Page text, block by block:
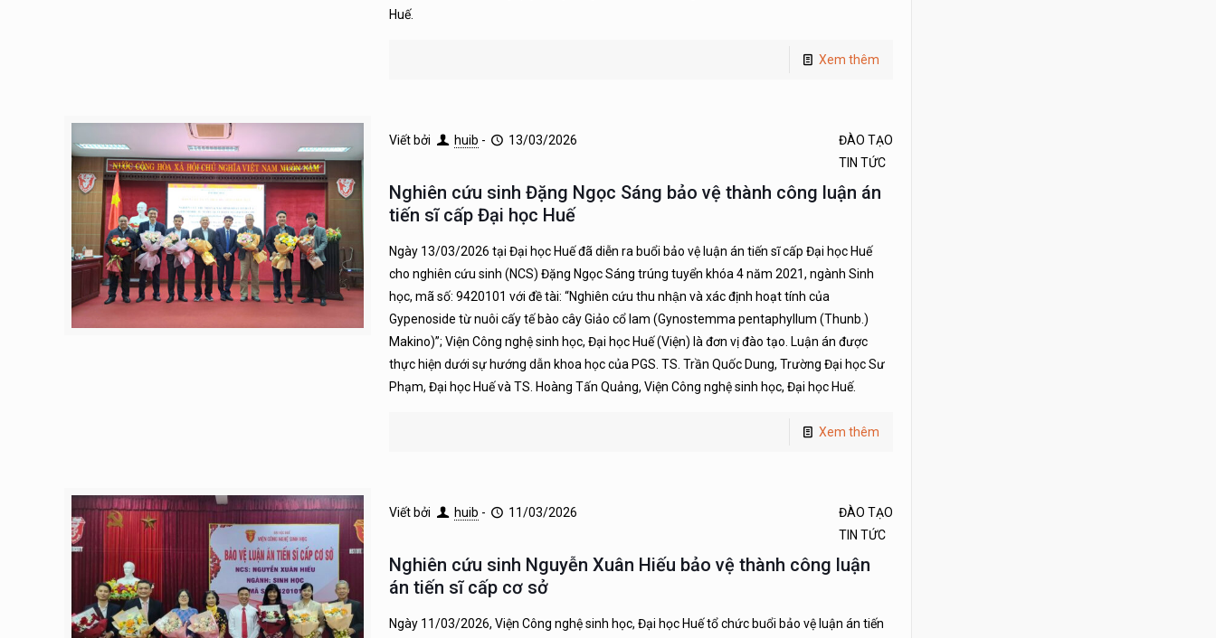
Huế.
Xem thêm
Viết bởi huib - 13/03/2026
ĐÀO TẠO
TIN TỨC
Nghiên cứu sinh Đặng Ngọc Sáng bảo vệ thành công luận án
tiến sĩ cấp Đại học Huế
Ngày 13/03/2026 tại Đại học Huế đã diễn ra buổi bảo vệ luận án tiến sĩ cấp Đại học Huế
cho nghiên cứu sinh (NCS) Đặng Ngọc Sáng trúng tuyển khóa 4 năm 2021, ngành Sinh
học, mã số: 9420101 với đề tài: “Nghiên cứu thu nhận và xác định hoạt tính của
Gypenoside từ nuôi cấy tế bào cây Giảo cổ lam (Gynostemma pentaphyllum (Thunb.)
Makino)”; Viện Công nghệ sinh học, Đại học Huế (Viện) là đơn vị đào tạo. Luận án được
thực hiện dưới sự hướng dẫn khoa học của PGS. TS. Trần Quốc Dung, Trường Đại học Sư
Phạm, Đại học Huế và TS. Hoàng Tấn Quảng, Viện Công nghệ sinh học, Đại học Huế.
Xem thêm
Viết bởi huib - 11/03/2026
ĐÀO TẠO
TIN TỨC
Nghiên cứu sinh Nguyễn Xuân Hiếu bảo vệ thành công luận
án tiến sĩ cấp cơ sở
Ngày 11/03/2026, Viện Công nghệ sinh học, Đại học Huế tổ chức buổi bảo vệ luận án tiến